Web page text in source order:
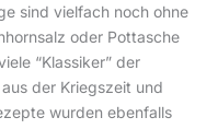
sind vielfach noch ohne
oder Pottasche
“Klassiker” der
der Kriegszeit und
wurden ebenfalls